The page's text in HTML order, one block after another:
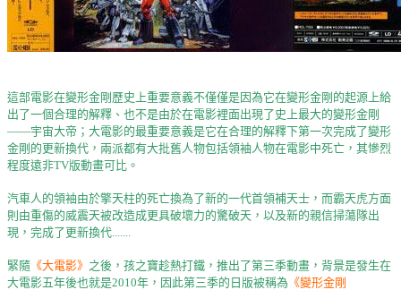
這部電影在變形金剛歷史上重要意義不僅僅是因為它在變形金剛的起源上給
出了一個合理的解釋、也不是由於在電影裡面出現了史上最大的變形金剛
——宇宙大帝；大電影的最重要意義是它在合理的解釋下第一次完成了變形
金剛的更新換代，兩派都有大批舊人物包括領袖人物在電影中死亡，其慘烈
程度遠非TV版動畫可比。
汽車人的領袖由於擎天柱的死亡換為了新的一代首領補天士，而霸天虎方面
則由重傷的威震天被改造成更具破壞力的驚破天，以及新的親信掃蕩隊出
現，完成了更新換代.......
緊隨 《大電影》 之後，孩之寶趁熱打鐵，推出了第三季動畫，背景是發生在
大電影五年後也就是2010年，因此第三季的日版被稱為 《變形金剛